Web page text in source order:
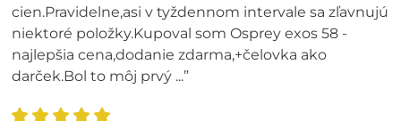
cien.Pravidelne,asi v tyždennom intervale sa zľavnujú
niektoré položky.Kupoval som Osprey exos 58 -
najlepšia cena,dodanie zdarma,+čelovka ako
darček.Bol to môj prvý ...”